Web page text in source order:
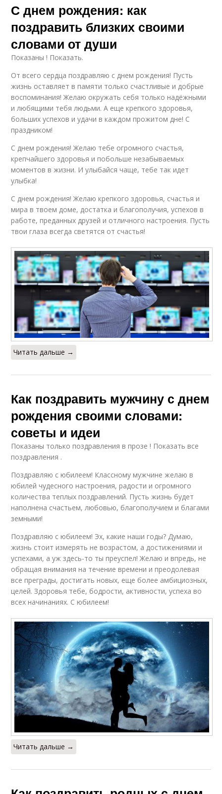
С днем рождения: как
поздравить близких своими
словами от души
Показаны ! Показать.
От всего сердца поздравляю с днем рождения! Пусть
жизнь оставляет в памяти только счастливые и добрые
воспоминания! Желаю окружать себя только надёжными
и любящими тебя людьми. А еще крепкого здоровья,
больших успехов и удачи в каждом прожитом дне! С
праздником!
С днем рождения! Желаю тебе огромного счастья,
крепчайшего здоровья и побольше незабываемых
моментов в жизни. И улыбайся чаще, тебе так идет
улыбка!
С днем рождения! Желаю крепкого здоровья, счастья и
мира в твоем доме, достатка и благополучия, успехов в
работе, преданных друзей и отличного настроения. Пусть
твои глаза всегда светятся от счастья!
Читать дальше →
Как поздравить мужчину с днем
рождения своими словами:
советы и идеи
Показаны только поздравления в прозе ! Показать все
поздравления .
Поздравляю с юбилеем! Классному мужчине желаю в
юбилей чудесного настроения, радости и огромного
количества теплых поздравлений. Пусть жизнь будет
наполнена счастьем, любовью, благополучием и благами
земными!
Поздравляю с юбилеем! Эх, какие наши годы? Думаю,
жизнь стоит измерять не возрастом, а достижениями и
успехами, а уж здесь-то ты преуспел! Желаю и впредь, не
обращая внимания на течение времени и преодолевая
все преграды, достигать новых, еще более амбициозных,
целей. Здоровья тебе, бодрости, активности, успеха во
всех начинаниях. С юбилеем!
Читать дальше →